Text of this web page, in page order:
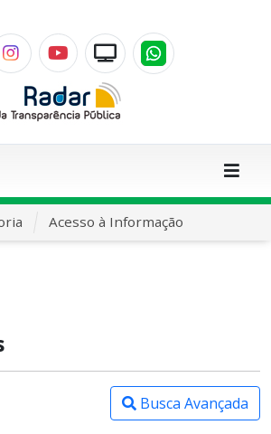
Acesso à Informação
Busca Avançada